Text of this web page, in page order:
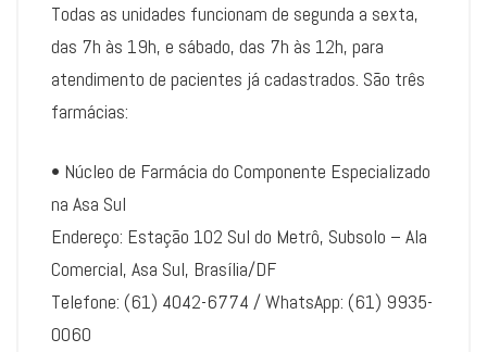
Todas as unidades funcionam de segunda a sexta,
das 7h às 19h, e sábado, das 7h às 12h, para
atendimento de pacientes já cadastrados. São três
farmácias:
• Núcleo de Farmácia do Componente Especializado
na Asa Sul
Endereço: Estação 102 Sul do Metrô, Subsolo – Ala
Comercial, Asa Sul, Brasília/DF
Telefone: (61) 4042-6774 / WhatsApp: (61) 9935-
0060